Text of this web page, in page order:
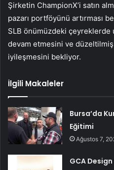
Şirketin ChampionX’i satın
pazarı portföyünü artırması
SLB önümüzdeki çeyreklerde
devam etmesini ve düzeltilmiş
iyileşmesini bekliyor.
İlgili Makaleler
Bursa’da
Eğitimi
Ağustos 7,
GCA